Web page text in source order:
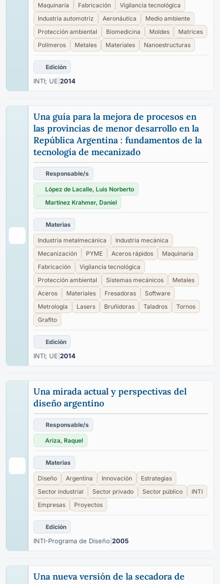
Maquinaria
Fabricación
Vigilancia tecnológica
Industria automotriz
Aeronáutica
Medio ambiente
Protección ambiental
Biomedicina Moldes
Matrices
Polímeros
Metales Materiales Nanoestructuras
Edición
INTI; UE 2014
Una guía para la mejora de procesos en
las provincias de menor desarrollo en la
República Argentina : fundamentos de la
tecnología de mecanizado
Responsable/s
López de Lacalle, Luis Norberto
Martínez Krahmer, Daniel
Materias
Industria metalmecánica
Industria mecánica
Mecanización
PYME Aceros rápidos
Maquinaria
Fabricación
Vigilancia tecnológica
Protección ambiental
Sistemas mecánicos
Metales
Aceros
Materiales Fresadoras
Software
Metrología
Lasers Bruñidoras Taladros
Tornos
Grafito
Edición
INTI; UE 2014
Una mirada actual y perspectivas del
diseño argentino
Responsable/s
Ariza, Raquel
Materias
Diseño Argentina Innovación
Estrategias
Sector industrial
Sector privado Sector público
INTI
Empresas
Proyectos
Edición
INTI-Programa de Diseño 2005
Una nueva versión de la secadora de